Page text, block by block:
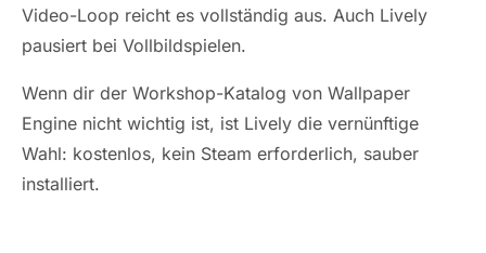
Video-Loop reicht es vollständig aus. Auch Lively
pausiert bei Vollbildspielen.
Wenn dir der Workshop-Katalog von Wallpaper
Engine nicht wichtig ist, ist Lively die vernünftige
Wahl: kostenlos, kein Steam erforderlich, sauber
installiert.